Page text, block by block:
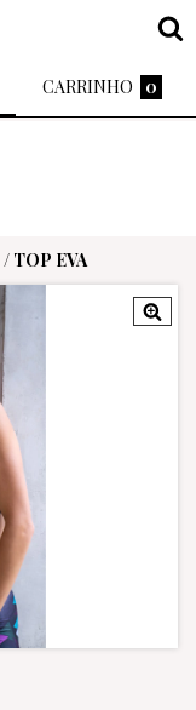
CARRINHO 0
/ TOP EVA